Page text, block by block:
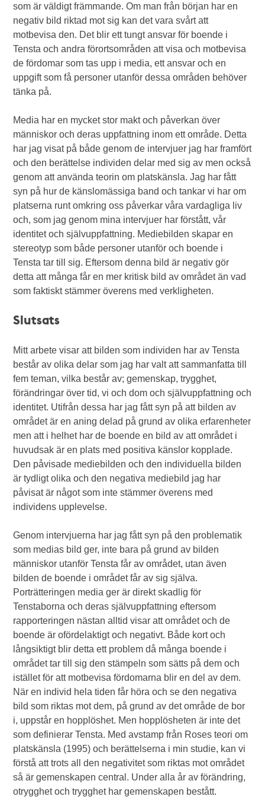
som är väldigt främmande. Om man från början har en
negativ bild riktad mot sig kan det vara svårt att
motbevisa den. Det blir ett tungt ansvar för boende i
Tensta och andra förortsområden att visa och motbevisa
de fördomar som tas upp i media, ett ansvar och en
uppgift som få personer utanför dessa områden behöver
tänka på.
Media har en mycket stor makt och påverkan över
människor och deras uppfattning inom ett område. Detta
har jag visat på både genom de intervjuer jag har framfört
och den berättelse individen delar med sig av men också
genom att använda teorin om platskänsla. Jag har fått
syn på hur de känslomässiga band och tankar vi har om
platserna runt omkring oss påverkar våra vardagliga liv
och, som jag genom mina intervjuer har förstått, vår
identitet och självuppfattning. Mediebilden skapar en
stereotyp som både personer utanför och boende i
Tensta tar till sig. Eftersom denna bild är negativ gör
detta att många får en mer kritisk bild av området än vad
som faktiskt stämmer överens med verkligheten.
Slutsats
Mitt arbete visar att bilden som individen har av Tensta
består av olika delar som jag har valt att sammanfatta till
fem teman, vilka består av; gemenskap, trygghet,
förändringar över tid, vi och dom och självuppfattning och
identitet. Utifrån dessa har jag fått syn på att bilden av
området är en aning delad på grund av olika erfarenheter
men att i helhet har de boende en bild av att området i
huvudsak är en plats med positiva känslor kopplade.
Den påvisade mediebilden och den individuella bilden
är tydligt olika och den negativa mediebild jag har
påvisat är något som inte stämmer överens med
individens upplevelse.
Genom intervjuerna har jag fått syn på den problematik
som medias bild ger, inte bara på grund av bilden
människor utanför Tensta får av området, utan även
bilden de boende i området får av sig själva.
Porträtteringen media ger är direkt skadlig för
Tenstaborna och deras självuppfattning eftersom
rapporteringen nästan alltid visar att området och de
boende är ofördelaktigt och negativt. Både kort och
långsiktigt blir detta ett problem då många boende i
området tar till sig den stämpeln som sätts på dem och
istället för att motbevisa fördomarna blir en del av dem.
När en individ hela tiden får höra och se den negativa
bild som riktas mot dem, på grund av det område de bor
i, uppstår en hopplöshet. Men hopplösheten är inte det
som definierar Tensta. Med avstamp från Roses teori om
platskänsla (1995) och berättelserna i min studie, kan vi
förstå att trots all den negativitet som riktas mot området
så är gemenskapen central. Under alla år av förändring,
otrygghet och trygghet har gemenskapen bestått.